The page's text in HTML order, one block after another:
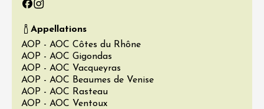
Facebook
Instagram
Appellations
AOP - AOC Côtes du Rhône
AOP - AOC Gigondas
AOP - AOC Vacqueyras
AOP - AOC Beaumes de Venise
AOP - AOC Rasteau
AOP - AOC Ventoux